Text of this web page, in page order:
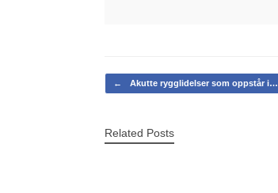
Post navigation
← Akutte rygglidelser som oppstår i…
Related Posts